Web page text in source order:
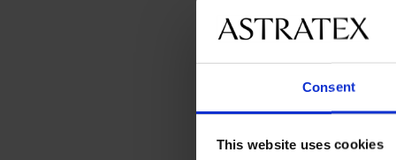
Consent
This website uses cookies
3PACK boxershorts